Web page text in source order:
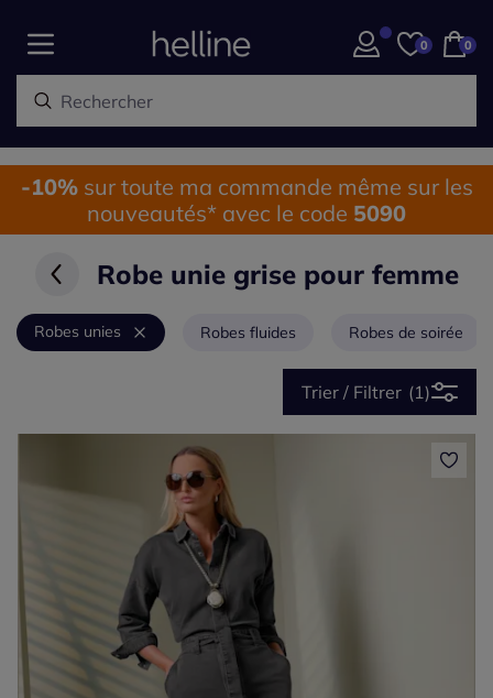
0 0
-10%sur toute ma commande même sur les
nouveautés* avec le code 5090
Robe unie grise pour femme
Robes unies Robes fluides Robes de soirée
Trier / Filtrer (1)